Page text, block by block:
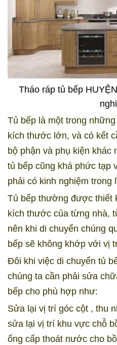
Tháo ráp tủ bếp
Tủ bếp là một trong
kích thước lớn, và có kết
bộ phận và phụ kiện khác
tủ bếp cũng khá phức tạp
phải có kinh nghiệm
Tủ bếp thường được thiết
kích thước của từng nhà,
nên khi di chuyển chúng
bếp sẽ không khớp với vị
Đôi khi việc di chuyển tủ
chúng ta cần phải sửa
bếp cho phù hợp như:
Sửa lại vị trí góc cột , thu
sửa lại vị trí khu vực chỗ
ống cấp thoát nước cho